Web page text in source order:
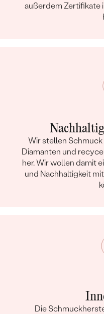
außerdem Zertifikate
Wir stellen
Diamanten und
her. Wir wollen damit
und Nachhaltigkeit
Die